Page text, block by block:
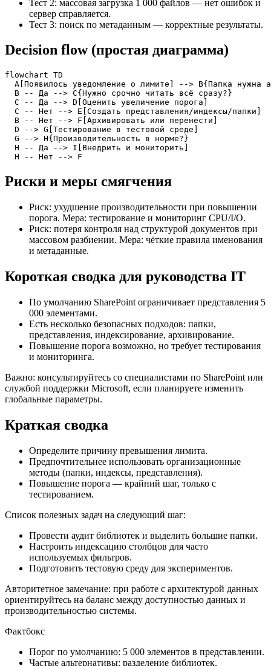
Тест 2: массовая загрузка 1 000 файлов — нет ошибок и
сервер справляется.
Тест 3: поиск по метаданным — корректные результаты.
Decision flow (простая диаграмма)
flowchart TD
A[Появилось уведомление о лимите] --> B{Папка нужна
  B -- Да --> C{Нужно срочно читать всё сразу?}
  C -- Да --> D[Оценить увеличение порога]
  C -- Нет --> E[Создать представления/индексы/папки]
  B -- Нет --> F[Архивировать или перенести]
  D --> G[Тестирование в тестовой среде]
  G --> H{Производительность в норме?}
  H -- Да --> I[Внедрить и мониторить]
  H -- Нет --> F
Риски и меры смягчения
Риск: ухудшение производительности при повышении
порога. Мера: тестирование и мониторинг CPU/I/O.
Риск: потеря контроля над структурой документов при
массовом разбиении. Мера: чёткие правила именования
и метаданные.
Короткая сводка для руководства IT
По умолчанию SharePoint ограничивает представления 5
000 элементами.
Есть несколько безопасных подходов: папки,
представления, индексирование, архивирование.
Повышение порога возможно, но требует тестирования
и мониторинга.
Важно: консультируйтесь со специалистами по SharePoint или
службой поддержки Microsoft, если планируете изменить
глобальные параметры.
Краткая сводка
Определите причину превышения лимита.
Предпочтительнее использовать организационные
методы (папки, индексы, представления).
Повышение порога — крайний шаг, только с
тестированием.
Список полезных задач на следующий шаг:
Провести аудит библиотек и выделить большие папки.
Настроить индексацию столбцов для часто
используемых фильтров.
Подготовить тестовую среду для экспериментов.
Авторитетное замечание: при работе с архитектурой данных
ориентируйтесь на баланс между доступностью данных и
производительностью системы.
Фактбокс
Порог по умолчанию: 5 000 элементов в представлении.
Частые альтернативы: разделение библиотек,